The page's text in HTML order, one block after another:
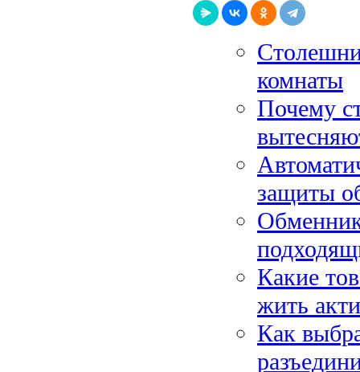
комнаты
Почему
защиты
Какие
жить
Как